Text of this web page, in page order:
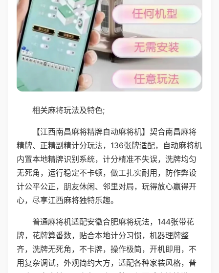
相关麻将玩法及特色;
【江西南昌麻将精牌自动麻将机】契合南昌麻将
精牌、正精副精计分玩法，136张牌适配，自动麻将机
内置本地精牌识别系统，计分精准不失误，洗牌均匀
无死角，运行稳定不卡顿，做工扎实耐用，防作弊设
计公平公正，朋友休闲、邻里对局，玩得放心赢得开
心，尽享江西麻将独特乐趣。
普通麻将机适配安徽合肥麻将玩法，144张带花
牌，花牌算番数，贴合本地计分习惯，机器理牌整
齐，洗牌无死角，不卡牌，操作极简，开机即用，不
用复杂调试，外观简约大方，适配各种家装风格，普